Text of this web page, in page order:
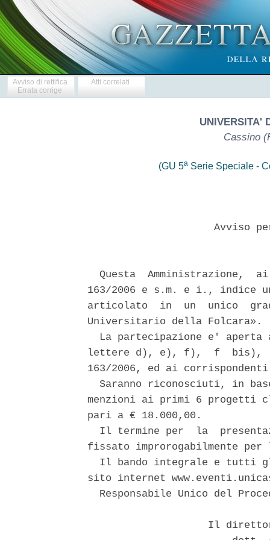
Avviso di rettifica
Errata corrige
Atti correlati
UNIVERSITA'
Cassino
(GU 5a Serie Speciale -
Avviso
Questa  Amministrazione,
163/2006 e s.m. e i., indice
articolato  in  un  unico
Universitario della Folcara».
La partecipazione e' aperta
lettere d), e), f),  f  bis),
163/2006, ed ai
Saranno riconosciuti, in
menzioni ai primi 6 progetti
pari a € 18.000,00.
Il termine per  la
fissato improrogabilmente
Il bando integrale e tutti
sito internet
Responsabile Unico del
Il